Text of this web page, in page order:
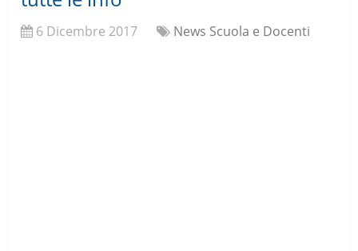
6 Dicembre 2017 News Scuola e Docenti